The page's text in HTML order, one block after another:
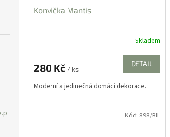
Konvička Mantis
je
z
hvězdiček.
Skladem
280 Kč / ks
DETAIL
Moderní a jedinečná domácí dekorace.
Kód: 898/BIL